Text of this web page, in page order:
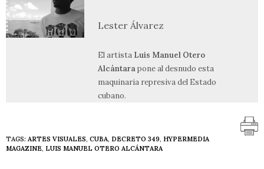
Lester Álvarez
El artista Luis Manuel Otero
Alcántarapone al desnudo esta
maquinaria represiva del Estado
cubano.
TAGS: ARTES VISUALES, CUBA, DECRETO 349, HYPERMEDIA
MAGAZINE, LUIS MANUEL OTERO ALCÁNTARA